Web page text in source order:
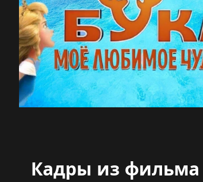
Кадры из фильма